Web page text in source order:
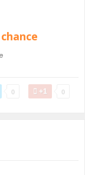
0 +1 0